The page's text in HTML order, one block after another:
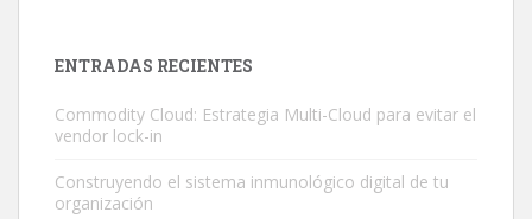
ENTRADAS RECIENTES
Commodity Cloud: Estrategia Multi-Cloud para evitar el
vendor lock-in
Construyendo el sistema inmunológico digital de tu
organización